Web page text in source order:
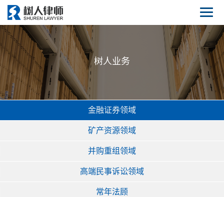
树人业务
金融证券领域
矿产资源领域
并购重组领域
高端民事诉讼领域
常年法顾